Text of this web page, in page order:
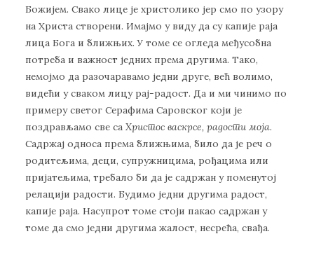
Божијем. Свако лице је христолико јер смо по узору
на Христа створени. Имајмо у виду да су капије раја
лица Бога и ближњих. У томе се огледа међусобна
потреба и важност једних према другима. Тако,
немојмо да разочаравамо једни друге, већ волимо,
видећи у сваком лицу рај-радост. Да и ми чинимо по
примеру светог Серафима Саровског који је
поздрављамо све са Христос васкрсе, радости моја.
Садржај односа према ближњима, било да је реч о
родитељима, деци, супружницима, рођацима или
пријатељима, требало би да је садржан у поменутој
релацији радости. Будимо једни другима радост,
капије раја. Насупрот томе стоји пакао садржан у
томе да смо једни другима жалост, несрећа, свађа.